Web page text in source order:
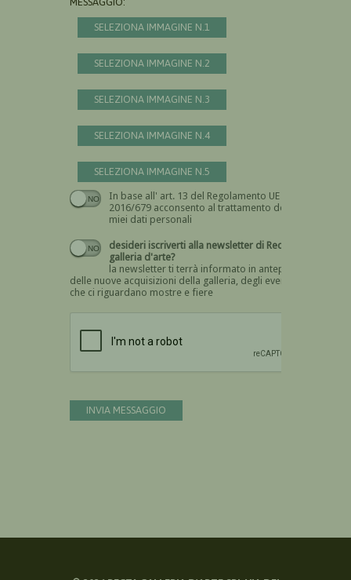
SELEZIONA IMMAGINE N.1
SELEZIONA IMMAGINE N.2
SELEZIONA IMMAGINE N.3
SELEZIONA IMMAGINE N.4
SELEZIONA IMMAGINE N.5
In base all' art. 13 del Regolamento UE n.
2016/679 acconsento al trattamento dei
miei dati personali
Devi dare il consenso
desideri iscriverti alla newsletter di Recta
galleria d'arte?
la newsletter ti terrà informato in anteprima
delle nuove acquisizioni della galleria, degli eventi
che ci riguardano mostre e fiere
INVIA MESSAGGIO